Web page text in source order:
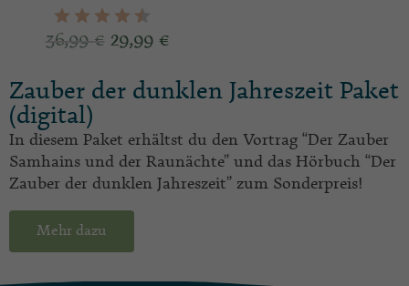
36,99 € 29,99 €
Zauber der dunklen Jahreszeit Paket
(digital)
In diesem Paket erhältst du den Vortrag “Der Zauber
Samhains und der Raunächte” und das Hörbuch “Der
Zauber der dunklen Jahreszeit” zum Sonderpreis!
Mehr dazu